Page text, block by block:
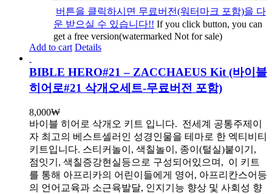
버튼을 클릭하시면 무료버전(워터마크 포함)을 다
운 받으실 수 있습니다!! If you click button, you can
get a free version(watermarked Not for sale)
Add to cart Details
BIBLE HERO#21 – ZACCHAEUS Kit (바이블
히어로#21 삭개오세트-무료버전 포함)
8,000₩
바이블 히어로 삭개오 키트 입니다. 전세계 공통주제이
자 최고의 베스트셀러인 성경인물을 테마로 한 엑티비티
키트입니다. 스티커놀이, 색칠놀이, 종이(털실)붙이기,
점잇기, 색칠증강현실등으로 구성되어있으며, 이 키트
를 통해 아프리카의 어린이들에게 영어, 아프리칸스어등
의 언어교육과 소근육발달, 인지기능 향상 및 사회성 향